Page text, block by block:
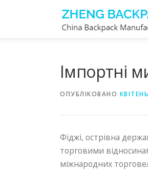
Імпортні
ОПУБЛІКОВАНО
Фіджі, острівна
торговими
міжнародних